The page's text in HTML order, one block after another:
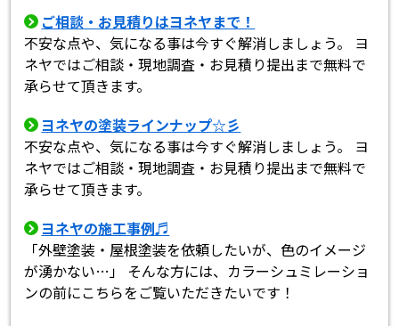
ご相談・お見積りはヨネヤまで！
不安な点や、気になる事は今すぐ解消しましょう。 ヨ
ネヤではご相談・現地調査・お見積り提出まで無料で
承らせて頂きます。
ヨネヤの塗装ラインナップ☆彡
不安な点や、気になる事は今すぐ解消しましょう。 ヨ
ネヤではご相談・現地調査・お見積り提出まで無料で
承らせて頂きます。
ヨネヤの施工事例♬
「外壁塗装・屋根塗装を依頼したいが、色のイメージ
が湧かない…」 そんな方には、カラーシュミレーショ
ンの前にこちらをご覧いただきたいです！